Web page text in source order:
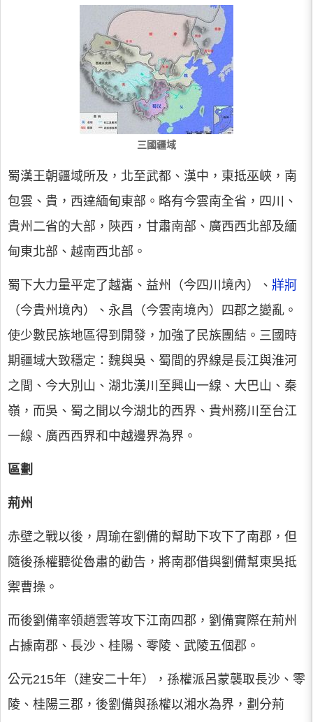
三國疆域
蜀漢王朝疆域所及，北至武都、漢中，東抵巫峽，南
包雲、貴，西達緬甸東部。略有今雲南全省，四川、
貴州二省的大部，陝西，甘肅南部、廣西西北部及緬
甸東北部、越南西北部。
蜀下大力量平定了越巂、益州（今四川境內）、 牂牁
（今貴州境內）、永昌（今雲南境內）四郡之變亂。
使少數民族地區得到開發，加強了民族團結。三國時
期疆域大致穩定：魏與吳、蜀間的界線是長江與淮河
之間、今大別山、湖北漢川至興山一線、大巴山、秦
嶺，而吳、蜀之間以今湖北的西界、貴州務川至台江
一線、廣西西界和中越邊界為界。
區劃
荊州
赤壁之戰以後，周瑜在劉備的幫助下攻下了南郡，但
隨後孫權聽從魯肅的勸告，將南郡借與劉備幫東吳抵
禦曹操。
而後劉備率領趙雲等攻下江南四郡，劉備實際在荊州
占據南郡、長沙、桂陽、零陵、武陵五個郡。
公元215年（建安二十年），孫權派呂蒙襲取長沙、零
陵、桂陽三郡，後劉備與孫權以湘水為界，劃分荊